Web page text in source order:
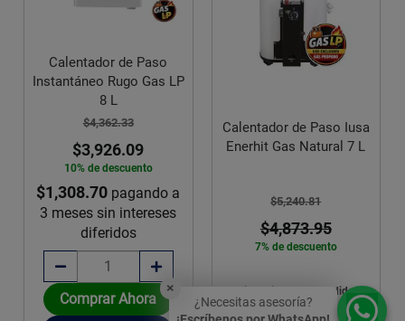
Calentador de Paso
Instantáneo Rugo Gas LP
8 L
$4,362.33
$3,926.09
10% de descuento
$1,308.70 pagando a
3 meses sin intereses
diferidos
Comprar Ahora
Calentador de Paso Iusa
Enerhit Gas Natural 7 L
$5,240.81
$4,873.95
7% de descuento
Disponible sobre pedido
×
¿Necesitas asesoría?